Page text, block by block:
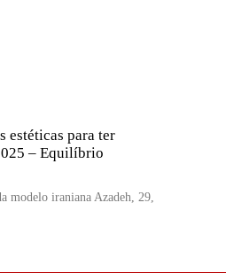
estéticas para ter
– Equilíbrio
modelo iraniana Azadeh, 29,